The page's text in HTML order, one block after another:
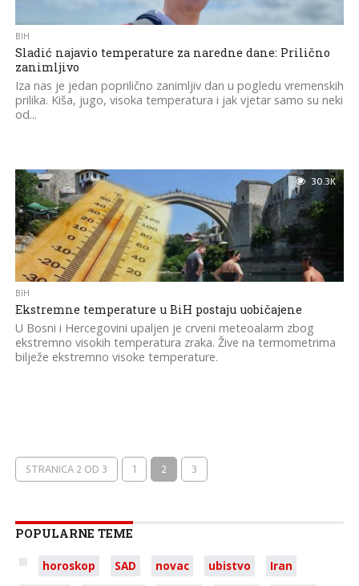
BIH
Sladić najavio temperature za naredne dane: Prilično
zanimljivo
Iza nas je jedan poprilično zanimljiv dan u pogledu vremenskih
prilika. Kiša, jugo, visoka temperatura i jak vjetar samo su neki
od...
30.3K
BIH
Ekstremne temperature u BiH postaju uobičajene
U Bosni i Hercegovini upaljen je crveni meteoalarm zbog
ekstremno visokih temperatura zraka. Žive na termometrima
bilježe ekstremno visoke temperature.
STRANICA 2 OD 3 1 2 3
POPULARNE TEME
horoskop SAD novac ubistvo
Iran